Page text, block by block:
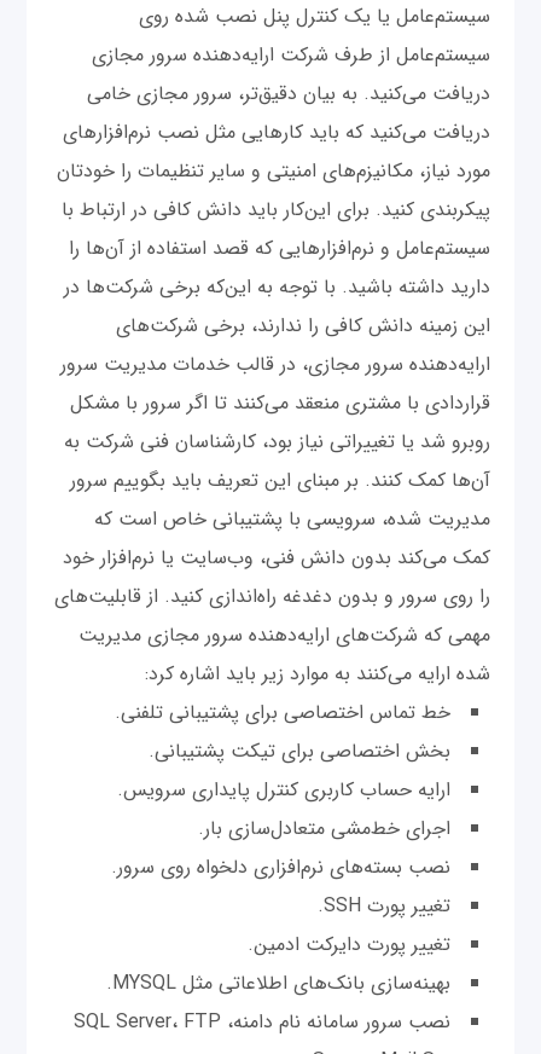
سیستم‌عامل یا یک کنترل پنل نصب شده روی
سیستم‌عامل از طرف شرکت ارایه‌دهنده سرور مجازی
دریافت می‌کنید. به بیان دقیق‌تر، سرور مجازی خامی
دریافت می‌کنید که باید کارهایی مثل نصب نرم‌افزار‌های
مورد نیاز، مکانیزم‌های امنیتی و سایر تنظیمات را خودتان
پیکربندی کنید. برای این‌کار باید دانش کافی در ارتباط با
سیستم‌عامل و نرم‌افزارهایی که قصد استفاده از آن‌ها را
دارید داشته باشید. با توجه به این‌که برخی شرکت‌ها در
این زمینه دانش کافی را ندارند، برخی شرکت‌های
ارایه‌دهنده سرور مجازی، در قالب خدمات مدیریت سرور
قراردادی با مشتری منعقد می‌کنند تا اگر سرور با مشکل
روبرو شد یا تغییراتی نیاز بود، کارشناسان فنی شرکت به
آن‌ها کمک کنند. بر مبنای این تعریف باید بگوییم سرور
مدیریت شده، سرویسی با پشتیبانی خاص است که
کمک می‌کند بدون دانش فنی، وب‌سایت یا نرم‌افزار خود
را روی سرور و بدون دغدغه راه‌اندازی کنید. از قابلیت‌های
مهمی که شرکت‌های ارایه‌دهنده سرور مجازی مدیریت
شده ارایه می‌کنند به موارد زیر باید اشاره کرد:
خط تماس اختصاصی برای پشتیبانی تلفنی.
بخش اختصاصی برای تیکت پشتیبانی.
ارایه حساب کاربری کنترل پایداری سرویس.
اجرای خط‌مشی متعادل‌سازی بار.
نصب بسته‌های نرم‌افزاری دلخواه روی سرور.
تغییر پورت SSH.
تغییر پورت دایرکت ادمین.
بهینه‌سازی بانک‌های اطلاعاتی مثل MYSQL.
نصب سرور سامانه نام دامنه، SQL Server، FTP